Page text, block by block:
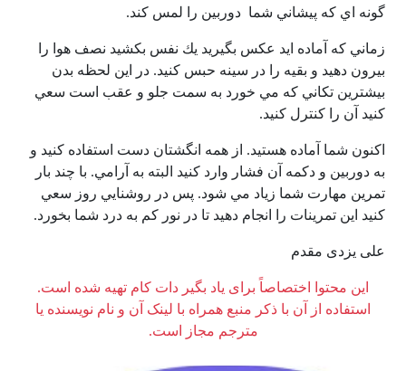
گونه اي كه پيشاني شما دوربين را لمس كند.
زماني كه آماده ايد عكس بگيريد يك نفس بكشيد نصف هوا را
بيرون دهيد و بقيه را در سينه حبس كنيد. در اين لحظه بدن
بيشترين تكاني كه مي خورد به سمت جلو و عقب است سعي
كنيد آن را كنترل كنيد.
اكنون شما آماده هستيد. از همه انگشتان دست استفاده كنيد و
به دوربين و دكمه آن فشار وارد كنيد البته به آرامي. با چند بار
تمرين مهارت شما زياد مي شود. پس در روشنايي روز سعي
كنيد اين تمرينات را انجام دهيد تا در نور كم به درد شما بخورد.
علی یزدی مقدم
این محتوا اختصاصاً برای یاد بگیر دات کام تهیه شده است.
استفاده از آن با ذکر منبع همراه با لینک آن و نام نویسنده یا
مترجم مجاز است.